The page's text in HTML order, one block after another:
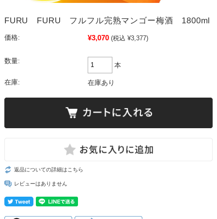
FURU FURU フルフル完熟マンゴー梅酒 1800ml
価格: ¥3,070 (税込 ¥3,377)
数量:
本
在庫: 在庫あり
返品についての詳細はこちら
レビューはありません